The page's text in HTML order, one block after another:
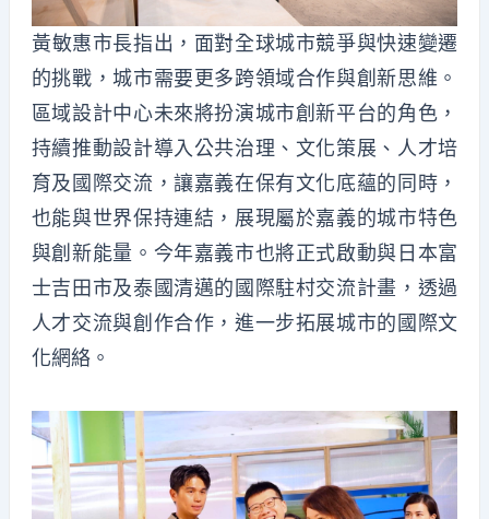
黃敏惠市長指出，面對全球城市競爭與快速變遷
的挑戰，城市需要更多跨領域合作與創新思維。
區域設計中心未來將扮演城市創新平台的角色，
持續推動設計導入公共治理、文化策展、人才培
育及國際交流，讓嘉義在保有文化底蘊的同時，
也能與世界保持連結，展現屬於嘉義的城市特色
與創新能量。今年嘉義市也將正式啟動與日本富
士吉田市及泰國清邁的國際駐村交流計畫，透過
人才交流與創作合作，進一步拓展城市的國際文
化網絡。